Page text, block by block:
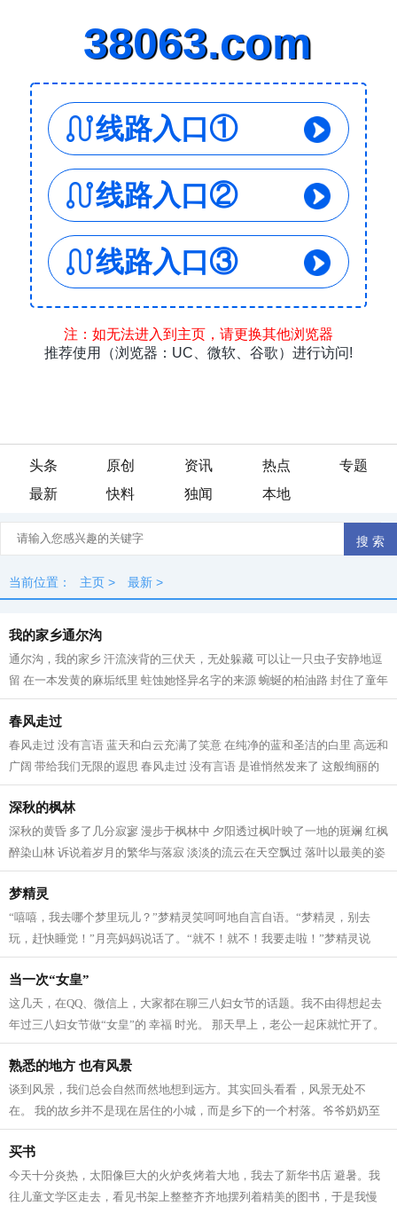
头条 原创 资讯 热点
专题
最新
快料 独闻 本地
当前位置： 主页 > 最新 >
我的家乡通尔沟
通尔沟，我的家乡 汗流浃背的三伏天，无处躲藏 可以让一只虫子安静地逗
留 在一本发黄的麻垢纸里 蛀蚀她怪异名字的来源 蜿蜒的柏油路 封住了童年
的泥泞 涝坝畔的老槐树 发福了我...
春风走过
春风走过 没有言语 蓝天和白云充满了笑意 在纯净的蓝和圣洁的白里 高远和
广阔 带给我们无限的遐思 春风走过 没有言语 是谁悄然发来了 这般绚丽的
诗句 鲜花和小草很是欣喜 大声地...
深秋的枫林
深秋的黄昏 多了几分寂寥 漫步于枫林中 夕阳透过枫叶映了一地的斑斓 红枫
醉染山林 诉说着岁月的繁华与落寂 淡淡的流云在天空飘过 落叶以最美的姿
势 诠释着季节的流转 秋风起 落叶...
梦精灵
“嘻嘻，我去哪个梦里玩儿？”梦精灵笑呵呵地自言自语。“梦精灵，别去
玩，赶快睡觉！”月亮妈妈说话了。“就不！就不！我要走啦！”梦精灵说
完，就不见了。 梦精灵去了大树爷...
当一次“女皇”
这几天，在QQ、微信上，大家都在聊三八妇女节的话题。我不由得想起去
年过三八妇女节做“女皇”的 幸福 时光。 那天早上，老公一起床就忙开了。
我揉着惺忪的睡眼走进卫生间，发...
熟悉的地方 也有风景
谈到风景，我们总会自然而然地想到远方。其实回头看看，风景无处不
在。 我的故乡并不是现在居住的小城，而是乡下的一个村落。爷爷奶奶至
今仍住在那里，父母在那里长大，我也在...
买书
今天十分炎热，太阳像巨大的火炉炙烤着大地，我去了新华书店 避暑。我
往儿童文学区走去，看见书架上整整齐齐地摆列着精美的图书，于是我慢